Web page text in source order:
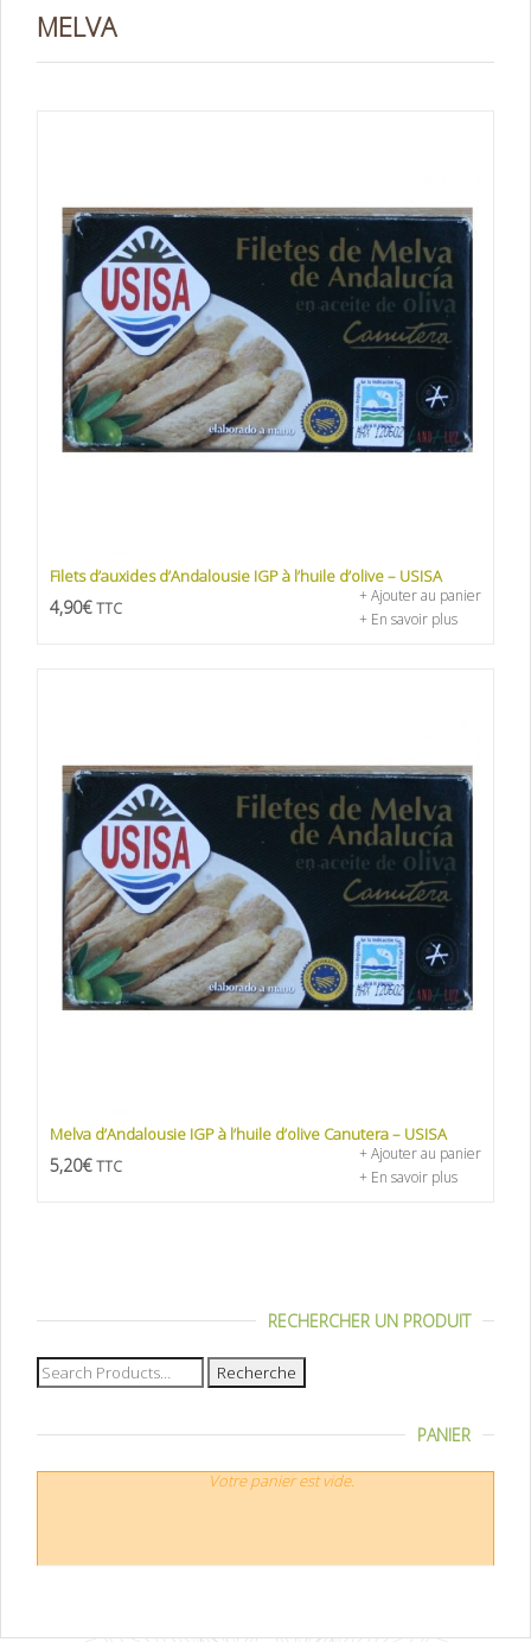
MELVA
Filets d’auxides d’Andalousie IGP à l’huile d’olive – USISA
4,90€ TTC
+ Ajouter au panier
+ En savoir plus
Melva d’Andalousie IGP à l’huile d’olive Canutera – USISA
5,20€ TTC
+ Ajouter au panier
+ En savoir plus
RECHERCHER UN PRODUIT
Recherche
pour :
PANIER
Votre panier est vide.